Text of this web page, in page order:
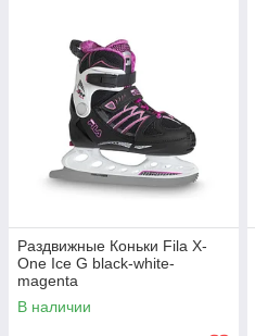
Раздвижные Коньки Fila X-
One Ice G black-white-
magenta
В наличии